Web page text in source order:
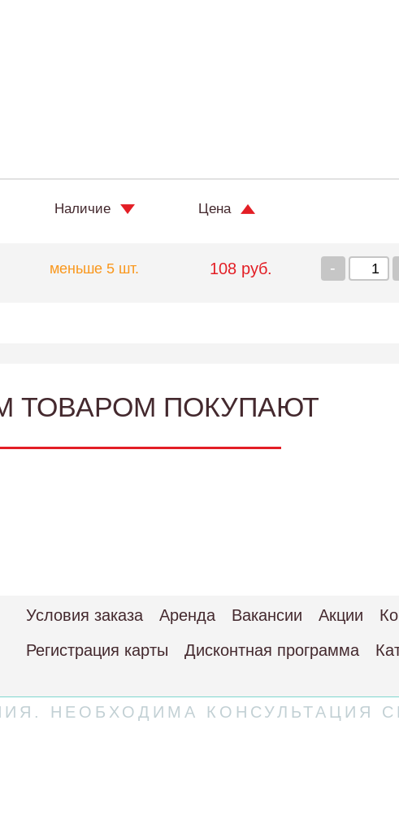
Наличие Цена
меньше 5 шт. 108 руб. -
ТОВАРОМ ПОКУПАЮТ
Условия заказа Аренда Вакансии Акции
Регистрация карты
Дисконтная программа
НЕОБХОДИМА КОНСУЛЬТАЦИЯ